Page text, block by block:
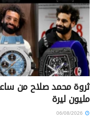
مليون ليرة